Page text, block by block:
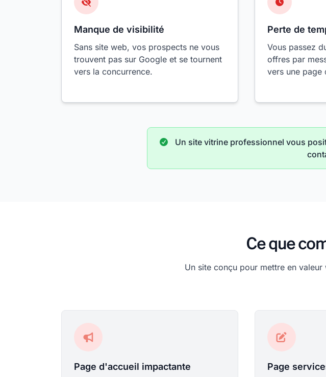
Manque de visibilité
Sans site web, vos prospects ne vous
trouvent pas sur Google et se tournent
vers la concurrence.
Perte de
Vous passez
offres par
vers une page
Un site vitrine professionnel vous
Ce que
Un site conçu pour mettre en
Page d'accueil impactante Page